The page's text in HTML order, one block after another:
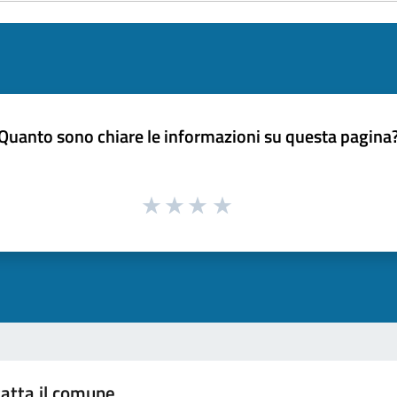
sono chiare le informazioni su questa